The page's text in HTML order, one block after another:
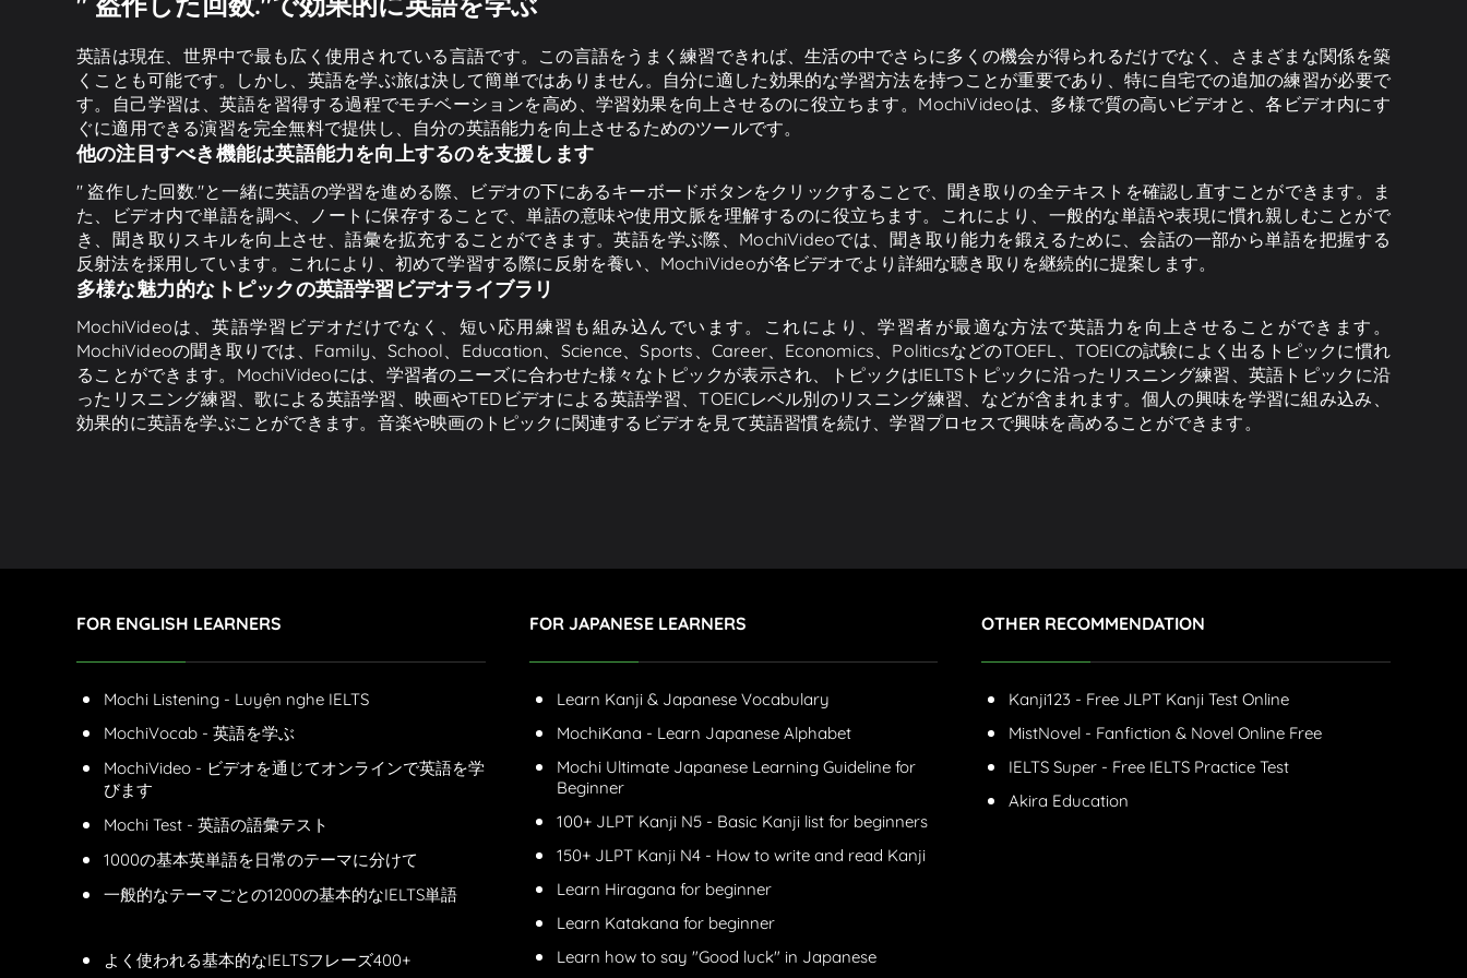
英語は現在、世界中で最も広く使用されている言語です。この言語をうまく練習できれば、生活の中でさらに多くの機会が得られるだけでなく、さまざまな関係を築
くことも可能です。しかし、英語を学ぶ旅は決して簡単ではありません。自分に適した効果的な学習方法を持つことが重要であり、特に自宅での追加の練習が必要で
す。自己学習は、英語を習得する過程でモチベーションを高め、学習効果を向上させるのに役立ちます。MochiVideoは、多様で質の高いビデオと、各ビデオ内にす
ぐに適用できる演習を完全無料で提供し、自分の英語能力を向上させるためのツールです。
他の注目すべき機能は英語能力を向上するのを支援します
" 盗作した回数."と一緒に英語の学習を進める際、ビデオの下にあるキーボードボタンをクリックすることで、聞き取りの全テキストを確認し直すことができます。ま
た、ビデオ内で単語を調べ、ノートに保存することで、単語の意味や使用文脈を理解するのに役立ちます。これにより、一般的な単語や表現に慣れ親しむことがで
き、聞き取りスキルを向上させ、語彙を拡充することができます。英語を学ぶ際、MochiVideoでは、聞き取り能力を鍛えるために、会話の一部から単語を把握する
反射法を採用しています。これにより、初めて学習する際に反射を養い、MochiVideoが各ビデオでより詳細な聴き取りを継続的に提案します。
多様な魅力的なトピックの英語学習ビデオライブラリ
MochiVideoは、英語学習ビデオだけでなく、短い応用練習も組み込んでいます。これにより、学習者が最適な方法で英語力を向上させることができます。
MochiVideoの聞き取りでは、Family、School、Education、Science、Sports、Career、Economics、PoliticsなどのTOEFL、TOEICの試験によく出るトピックに慣れ
ることができます。MochiVideoには、学習者のニーズに合わせた様々なトピックが表示され、トピックはIELTSトピックに沿ったリスニング練習、英語トピックに沿
ったリスニング練習、歌による英語学習、映画やTEDビデオによる英語学習、TOEICレベル別のリスニング練習、などが含まれます。個人の興味を学習に組み込み、
効果的に英語を学ぶことができます。音楽や映画のトピックに関連するビデオを見て英語習慣を続け、学習プロセスで興味を高めることができます。
FOR ENGLISH LEARNERS
Mochi Listening - Luyện nghe IELTS
MochiVocab - 英語を学ぶ
MochiVideo - ビデオを通じてオンラインで英語を学
びます
Mochi Test - 英語の語彙テスト
1000の基本英単語を日常のテーマに分けて
一般的なテーマごとの1200の基本的なIELTS単語
よく使われる基本的なIELTSフレーズ400+
FOR JAPANESE LEARNERS
Learn Kanji & Japanese Vocabulary
MochiKana - Learn Japanese Alphabet
Mochi Ultimate Japanese Learning Guideline for
Beginner
100+ JLPT Kanji N5 - Basic Kanji list for beginners
150+ JLPT Kanji N4 - How to write and read Kanji
Learn Hiragana for beginner
Learn Katakana for beginner
Learn how to say "Good luck" in Japanese
OTHER RECOMMENDATION
Kanji123 - Free JLPT Kanji Test Online
MistNovel - Fanfiction & Novel Online Free
IELTS Super - Free IELTS Practice Test
Akira Education